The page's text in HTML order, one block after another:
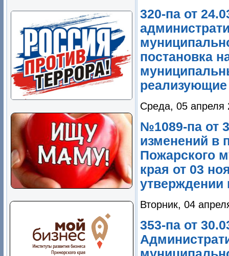
320-па от
постановка
Среда, 05 апреля
№1089-па от
изменений в
Пожарского
края от 03
Вторник, 04
353-па от